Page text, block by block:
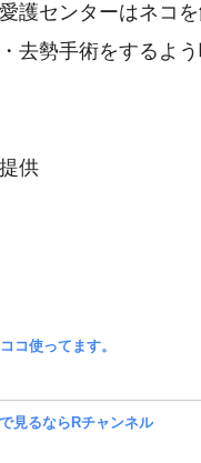
護センターはネコ
去勢手術をするよ
供
コ使ってます。
見るならRチャンネル